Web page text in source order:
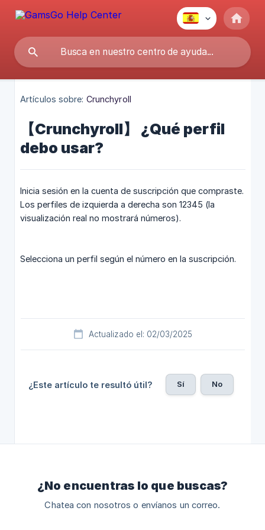
Artículos sobre: Crunchyroll
【Crunchyroll】 ¿Qué perfil
debo usar?
Inicia sesión en la cuenta de suscripción que compraste.
Los perfiles de izquierda a derecha son 12345 (la
visualización real no mostrará números).
Selecciona un perfil según el número en la suscripción.
Actualizado el: 02/03/2025
¿Este artículo te resultó útil? Sí No
¿No encuentras lo que buscas?
Chatea con nosotros o envíanos un correo.